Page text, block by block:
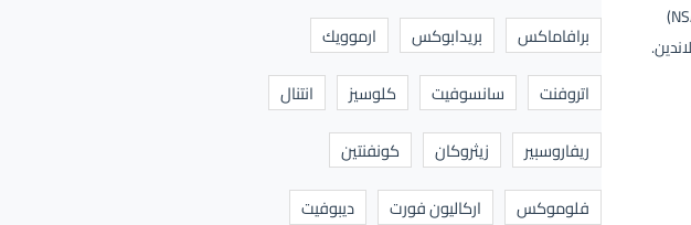
يحتوي دواء سيليكت على مادة سيليكوكسيب celecoxib، التي تنتمي إلى فئة الأدوية المضادة للالتهابات غير الستيرويدية (NSAID)
برافاماكس
بريدابوكس
ارموويك
اتروفنت
سانسوفيت كلوسيز
انتنال
ريفاروسبير
زيثروكان
كونفنتين
فلوموكس
اركاليون فورت
ديبوفيت